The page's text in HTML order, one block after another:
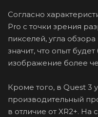
Согласно
Pro с точки зрения
пикселей, угла
значит, что опыт
изображение более
Кроме того, в Quest 3
производительный
в отличие от XR2+. На